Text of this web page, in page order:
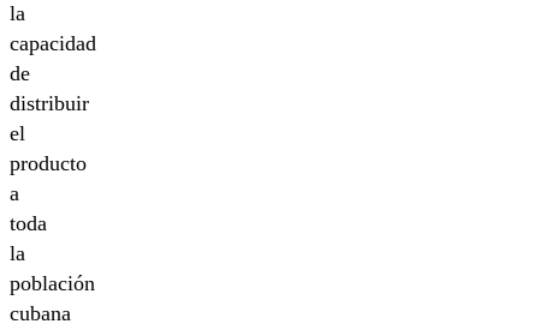
la
capacidad
de
distribuir
el
producto
a
toda
la
población
cubana